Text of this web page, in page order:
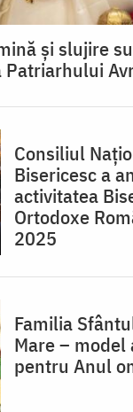
și slujire
Consiliul
Bisericesc a
activitatea
Ortodoxe
2025
Familia
Mare –
pentru Anul